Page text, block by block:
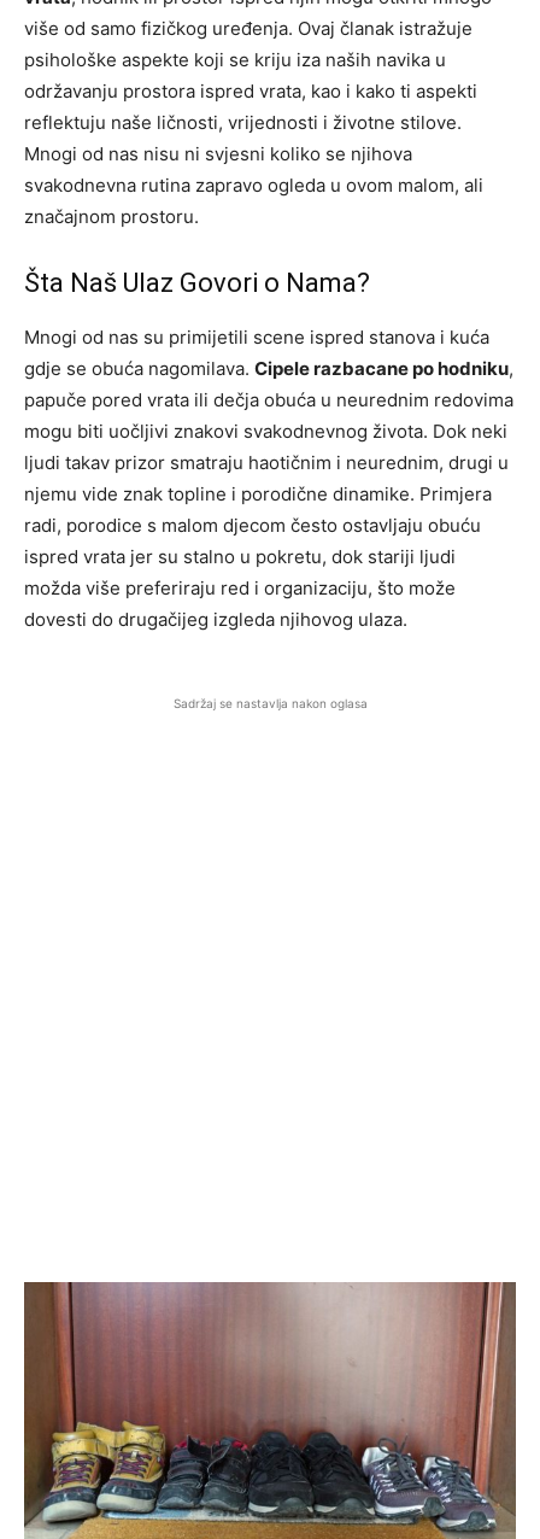
više od samo fizičkog uređenja. Ovaj članak istražuje
psihološke aspekte koji se kriju iza naših navika u
održavanju prostora ispred vrata, kao i kako ti aspekti
reflektuju naše ličnosti, vrijednosti i životne stilove.
Mnogi od nas nisu ni svjesni koliko se njihova
svakodnevna rutina zapravo ogleda u ovom malom, ali
značajnom prostoru.
Šta Naš Ulaz Govori o Nama?
Mnogi od nas su primijetili scene ispred stanova i kuća
gdje se obuća nagomilava. Cipele razbacane po hodniku,
papuče pored vrata ili dečja obuća u neurednim redovima
mogu biti uočljivi znakovi svakodnevnog života. Dok neki
ljudi takav prizor smatraju haotičnim i neurednim, drugi u
njemu vide znak topline i porodične dinamike. Primjera
radi, porodice s malom djecom često ostavljaju obuću
ispred vrata jer su stalno u pokretu, dok stariji ljudi
možda više preferiraju red i organizaciju, što može
dovesti do drugačijeg izgleda njihovog ulaza.
Sadržaj se nastavlja nakon oglasa